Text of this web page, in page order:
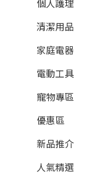
個人護理
清潔用品
家庭電器
電動工具
寵物專區
優惠區
新品推介
人氣精選